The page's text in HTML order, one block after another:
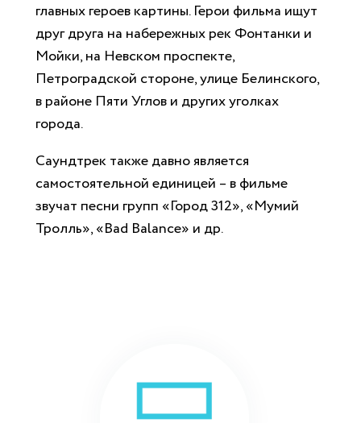
главных героев картины. Герои фильма ищут
друг друга на набережных рек Фонтанки и
Мойки, на Невском проспекте,
Петроградской стороне, улице Белинского,
в районе Пяти Углов и других уголках
города.
Саундтрек также давно является
самостоятельной единицей – в фильме
звучат песни групп «Город 312», «Мумий
Тролль», «Bad Balance» и др.